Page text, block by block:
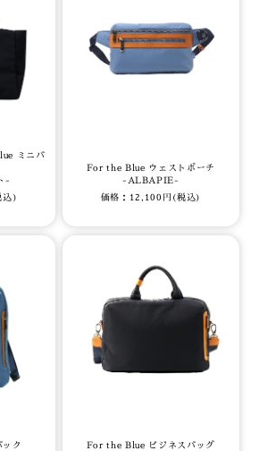
ミニバ
-
込)
For the Blue ウェストポーチ
-ALBAPIE-
価格：12,100円(税込)
ク
For the Blue ビジネスバッグ